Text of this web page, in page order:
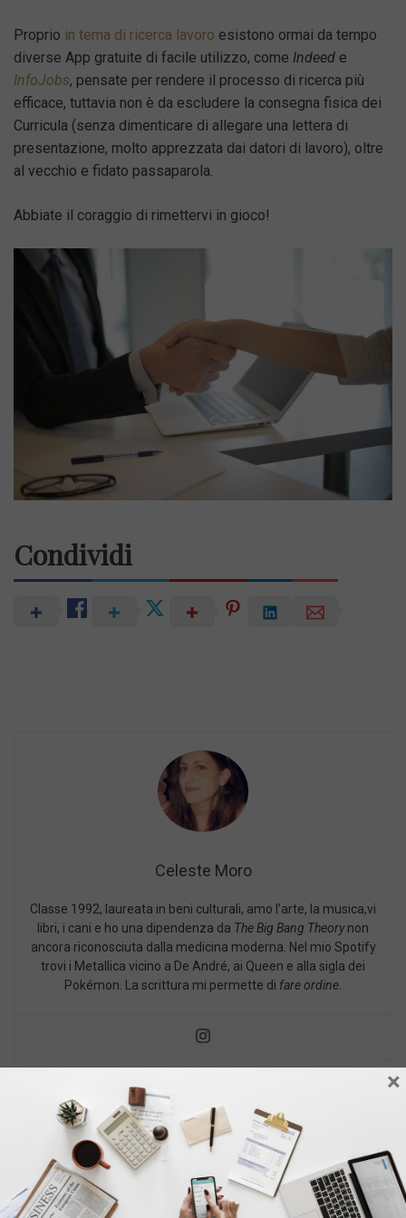
Proprio in tema di ricerca lavoro esistono ormai da tempo
diverse App gratuite di facile utilizzo, come Indeed e
InfoJobs, pensate per rendere il processo di ricerca più
efficace, tuttavia non è da escludere la consegna fisica dei
Curricula (senza dimenticare di allegare una lettera di
presentazione, molto apprezzata dai datori di lavoro), oltre
al vecchio e fidato passaparola.
Abbiate il coraggio di rimettervi in gioco!
Condividi
Celeste Moro
Classe 1992, laureata in beni culturali, amo l’arte, la musica,vi
libri, i cani e ho una dipendenza da The Big Bang Theorynon
ancora riconosciuta dalla medicina moderna. Nel mio Spotify
trovi i Metallica vicino a De André, ai Queen e alla sigla dei
Pokémon. La scrittura mi permette di fare ordine
CARRIERA
TAGGED : AMBIENTE DI LAVORO, CAMBIARE
, CONSIGLI, DONNE E LAVORO LAVORO
LAVORO
×